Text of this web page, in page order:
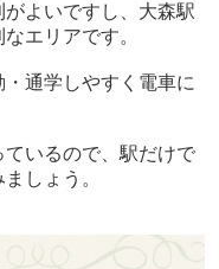
よいですし、大森駅
エリアです。
通学しやすく電車に
いるので、駅だけで
しょう。